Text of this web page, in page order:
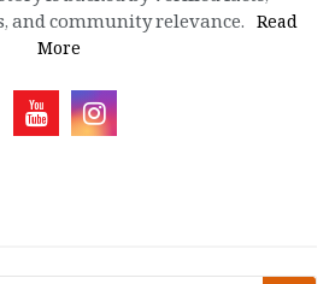
and community relevance. Read
More